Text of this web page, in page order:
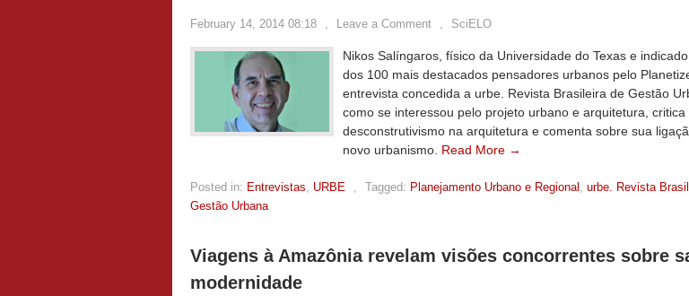
February 14, 2014 08:18 , Leave a Comment , SciELO
Nikos Salíngaros, físico da Universidade do Texas e
dos 100 mais destacados pensadores urbanos pelo
entrevista concedida a urbe. Revista Brasileira de Gestão
como se interessou pelo projeto urbano e arquitetura, critica
desconstrutivismo na arquitetura e comenta sobre sua
novo urbanismo. Read More →
Posted in: Entrevistas, URBE , Tagged: Planejamento Urbano e Regional , urbe. Revista
Gestão Urbana
Viagens à Amazônia revelam visões concorrentes sobre
modernidade